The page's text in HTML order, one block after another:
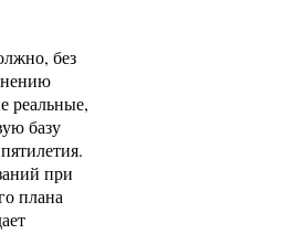
без
реальные,
базу
при
плана